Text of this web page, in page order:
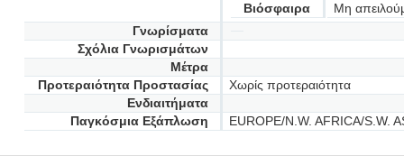
Βιόσφαιρα
Μη
Γνωρίσματα
Σχόλια Γνωρισμάτων
Μέτρα
Προτεραιότητα Προστασίας
Χωρίς προτεραιότητα
Ενδιαιτήματα
Παγκόσμια Εξάπλωση
EUROPE/N.W. AFRICA/S.W.